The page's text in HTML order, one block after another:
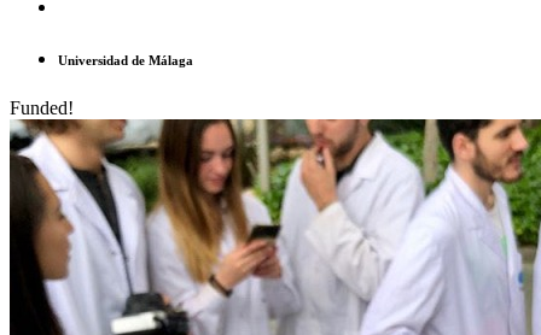
Universidad de Málaga
Funded!